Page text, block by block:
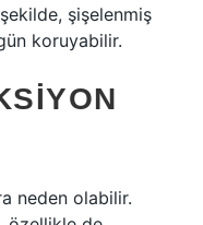
şişelenmiş
koruyabilir.
neden olabilir.